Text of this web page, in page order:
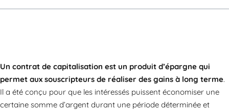
Un contrat de capitalisation est un produit d’épargne qui
permet aux souscripteurs de réaliser des gains à long terme.
Il a été conçu pour que les intéressés puissent économiser une
certaine somme d’argent durant une période déterminée et